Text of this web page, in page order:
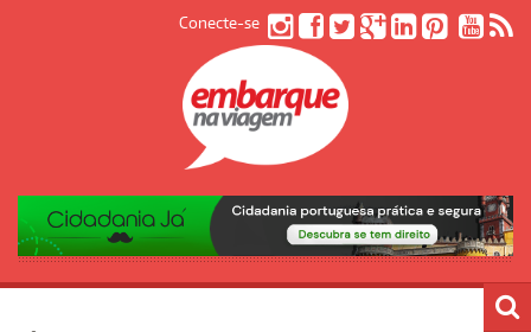
Conecte-se